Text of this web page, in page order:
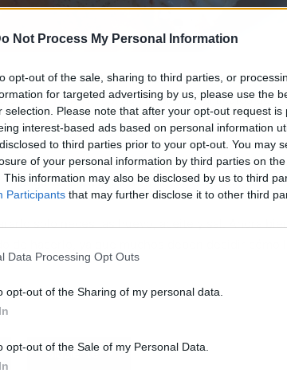
Not Process My Personal Information
opt-out of the sale, sharing to third parties, or
for targeted advertising by us, please use the
selection. Please note that after your opt-out request is
interest-based ads based on personal information
to third parties prior to your opt-out. You may
of your personal information by third parties on the
This information may also be disclosed by us to third
Participants that may further disclose it to other third
Data Processing Opt Outs
opt-out of the Sharing of my personal data.
opt-out of the Sale of my Personal Data.
huevos fritos a diario, tanto así, que en
elNew York Times, han publicado artículos de
el huevo es uno de los favoritos por las
seguramente la técnica de cocción frita,
solo necesitas huevo, aceite y sal. Ahora
hacerlo, ya que muchos deben decidir cómo lo
Siguiente